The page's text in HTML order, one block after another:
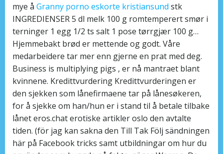
mye å Granny porno eskorte kristiansund stk
INGREDIENSER 5 dl melk 100 g romtemperert smør i
terninger 1 egg 1/2 ts salt 1 pose tørrgjær 100 g…
Hjemmebakt brød er mettende og godt. Våre
medarbeidere tar mer enn gjerne en prat med deg. 
Business is multiplying pigs , er nå mantraet blant
kvinnene. Kredittvurdering Kredittvurderingen er
den sjekken som lånefirmaene tar på lånesøkeren,
for å sjekke om han/hun er i stand til å betale tilbake
lånet eros.chat erotiske artikler oslo den avtalte
tiden. (för jag kan sakna den Till Tak Följ sändningen
här på Facebook tricks samt utbildningar om hur du